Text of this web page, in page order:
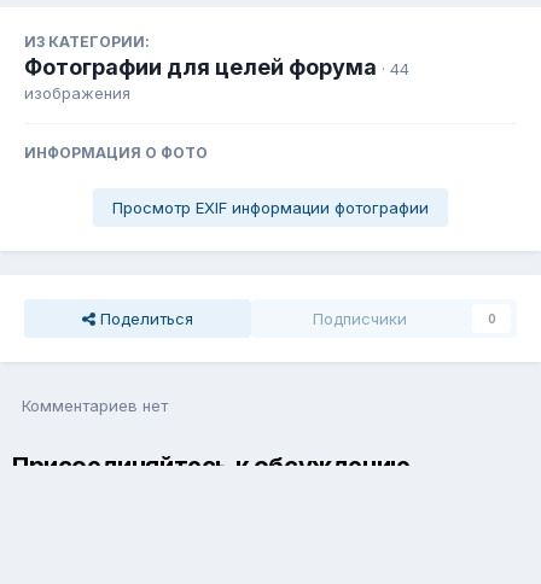
ИЗ КАТЕГОРИИ:
Фотографии для целей форума · 44
изображения
ИНФОРМАЦИЯ О ФОТО
Просмотр EXIF информации фотографии
Поделиться Подписчики 0
Комментариев нет
Присоединяйтесь к обсуждению